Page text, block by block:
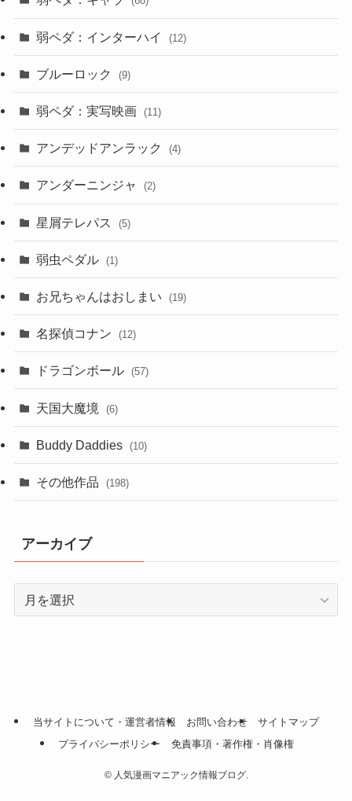
弱ペダ：インターハイ (12)
ブルーロック (9)
弱ペダ：実写映画 (11)
アンデッドアンラック (4)
アンダーニンジャ (2)
星屑テレパス (5)
弱虫ペダル (1)
お兄ちゃんはおしまい (19)
名探偵コナン (12)
ドラゴンボール (57)
天国大魔境 (6)
Buddy Daddies (10)
その他作品 (198)
アーカイブ
当サイトについて・運営者情報 お問い合わせ
サイトマップ
プライバシーポリシー
免責事項・著作権・肖像権
©人気漫画マニアック情報ブログ.